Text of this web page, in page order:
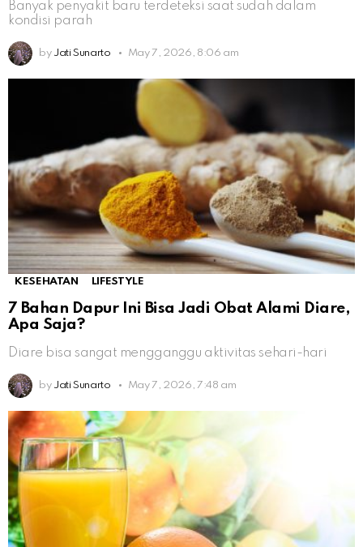
Banyak penyakit baru terdeteksi saat sudah dalam
kondisi parah
by Jati Sunarto May 7, 2026, 8:06 am
KESEHATAN LIFESTYLE
7 Bahan Dapur Ini Bisa Jadi Obat Alami Diare,
Apa Saja?
Diare bisa sangat mengganggu aktivitas sehari-hari
by Jati Sunarto May 7, 2026, 7:48 am